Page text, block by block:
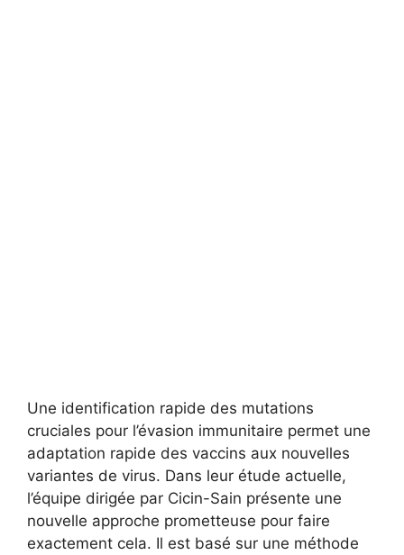
Une identification rapide des mutations
cruciales pour l’évasion immunitaire permet une
adaptation rapide des vaccins aux nouvelles
variantes de virus. Dans leur étude actuelle,
l’équipe dirigée par Cicin-Sain présente une
nouvelle approche prometteuse pour faire
exactement cela. Il est basé sur une méthode